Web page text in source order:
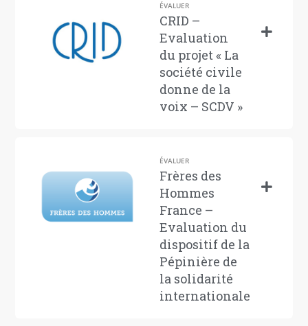
ÉVALUER
CRID –
Evaluation
du projet « La
société civile
donne de la
voix – SCDV »
ÉVALUER
Frères des
Hommes
France –
Evaluation du
dispositif de la
Pépinière de
la solidarité
internationale